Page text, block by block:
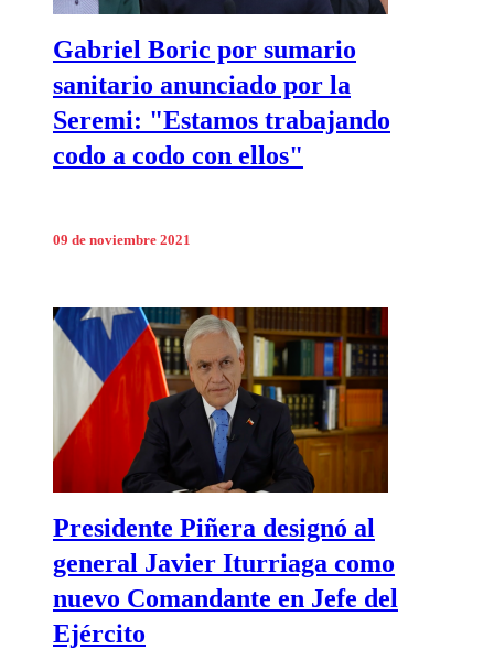
Gabriel Boric por sumario
sanitario anunciado por la
Seremi: "Estamos trabajando
codo a codo con ellos"
09 de noviembre 2021
Presidente Piñera designó al
general Javier Iturriaga como
nuevo Comandante en Jefe del
Ejército